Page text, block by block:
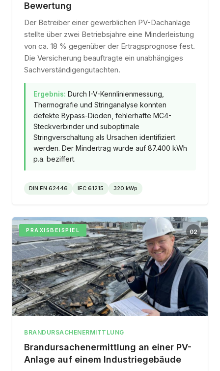
Bewertung
Der Betreiber einer gewerblichen PV-Dachanlage
stellte über zwei Betriebsjahre eine Minderleistung
von ca. 18 % gegenüber der Ertragsprognose fest.
Die Versicherung beauftragte ein unabhängiges
Sachverständigengutachten.
Ergebnis: Durch I-V-Kennlinienmessung,
Thermografie und Stringanalyse konnten
defekte Bypass-Dioden, fehlerhafte MC4-
Steckverbinder und suboptimale
Stringverschaltung als Ursachen identifiziert
werden. Der Mindertrag wurde auf 87.400 kWh
p.a. beziffert.
DIN EN 62446 IEC 61215 320 kWp
PRAXISBEISPIEL 02
BRANDURSACHENERMITTLUNG
Brandursachenermittlung an einer PV-
Anlage auf einem Industriegebäude